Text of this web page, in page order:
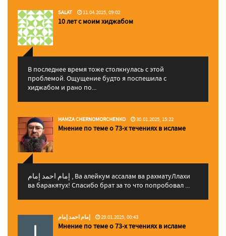
SALAT 11.04.2025, 09:02
10 лет с моим хиджабом
В последнее время тоже столкнулась с этой
проблемой. Ощущение будто я поспешила с
хиджабом и рано по...
HAMZA CHERNOMORCHENKO 30.01.2025, 15:22
Мнение по теме о 73-х течениях в исламе
إمام احمد إمام , Ва алейкум ассалам ва рахматуЛлахи
ва баракятух! Спасибо брат за то что попробовал ...
إمام احمد إمام 29.01.2025, 00:43
Мнение по теме о 73-х течениях в исламе